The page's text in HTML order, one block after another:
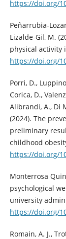
https://doi.org/
Peñarrubia-
Lizalde-Gil, M.
physical activity
https://doi.org/
Porri, D.,
Corica, D.,
Alibrandi, A., Di
(2024). The
preliminary
childhood
https://doi.org/
Monterrosa
psychological
university
https://doi.org/
Romain, A. J.,